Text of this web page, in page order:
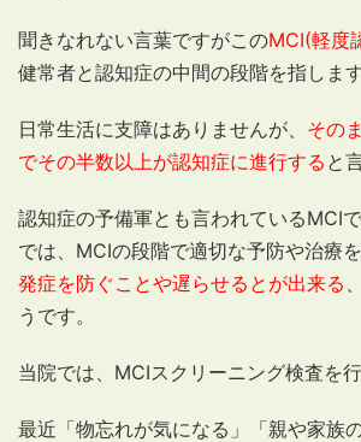
聞きなれない言葉ですがこのMCI(軽度
健常者と認知症の中間の段階を指します
日常生活に支障はありませんが、 その
でその半数以上が認知症に進行する と
認知症の予備軍とも言われているMCI
では、MCIの段階で適切な予防や治療を
発症を防ぐことや遅らせるとが出来る
うです。
当院では、MCIスクリーニング検査を行
最近「物忘れが気になる」「親や家族